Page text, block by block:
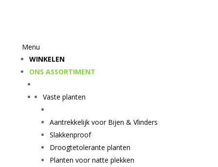
Menu
WINKELEN
ONS ASSORTIMENT
Vaste planten
Aantrekkelijk voor Bijen & Vlinders
Slakkenproof
Droogtetolerante planten
Planten voor natte plekken